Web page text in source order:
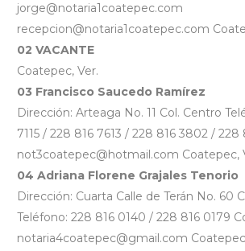
jorge@notaria1coatepec.com
recepcion@notaria1coatepec.com
02 VACANTE
Coatepec, Ver.
03 Francisco Saucedo Ramírez
Dirección: Arteaga No. 11 Col. Centro
7115 / 228 816 7613 / 228 816 3802 /
not3coatepec@hotmail.com Coatepec,
04 Adriana Florene Grajales Tenorio
Dirección: Cuarta Calle de Terán No. 60
Teléfono: 228 816 0140 / 228 816 0179
notaria4coatepec@gmail.com